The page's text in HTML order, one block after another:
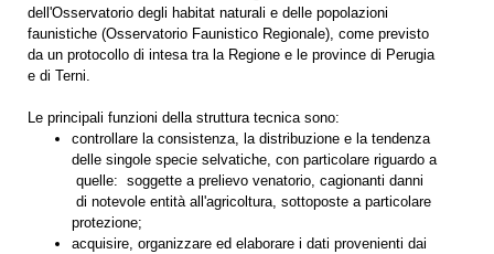
dell'Osservatorio degli habitat naturali e delle popolazioni
faunistiche (Osservatorio Faunistico Regionale), come previsto
da un protocollo di intesa tra la Regione e le province di Perugia
e di Terni.
Le principali funzioni della struttura tecnica sono:
controllare la consistenza, la distribuzione e la tendenza
delle singole specie selvatiche, con particolare riguardo a
quelle: soggette a prelievo venatorio, cagionanti danni
di notevole entità all'agricoltura, sottoposte a particolare
protezione;
acquisire, organizzare ed elaborare i dati provenienti dai